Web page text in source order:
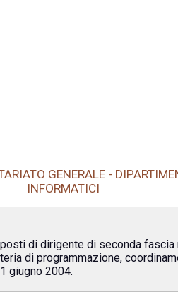
GENERALE -
INFORMATICI
di dirigente di seconda
di programmazione,
giugno 2004.